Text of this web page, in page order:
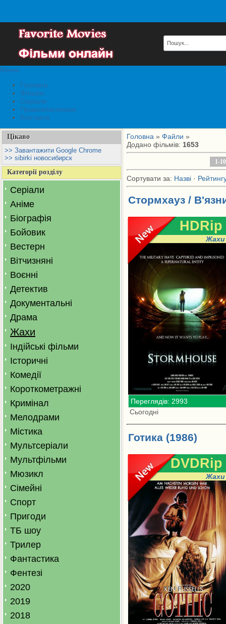
Меню
Головна
Фільми
Серіали
Правовласникам
Контакти
Цікаво
>> Завантажити Google Chrome
>> sibirki новосибирск
Категорії розділу
Серіали
Аніме
Біографія
Бойовик
Вестерн
Вітчизняні
Воєнні
Детектив
Документальні
Драма
Жахи
Індійські фільми
Історичні
Комедії
Короткометражні
Кримінал
Мелодрами
Містика
Мультсеріали
Мультфільми
Мюзикл
Сімейні
Спорт
Пригоди
ТБ шоу
Трилер
Фантастика
Фентезі
2020
2019
2018
Головна » Файли »
Додано фільмів: 1653
1-10
Сортувати за: Назві ·
Стормхауз /
HDRip
Жахи
Переглядів: 2993
Сьогодні
Готика (1986)
DVDRip
Жахи